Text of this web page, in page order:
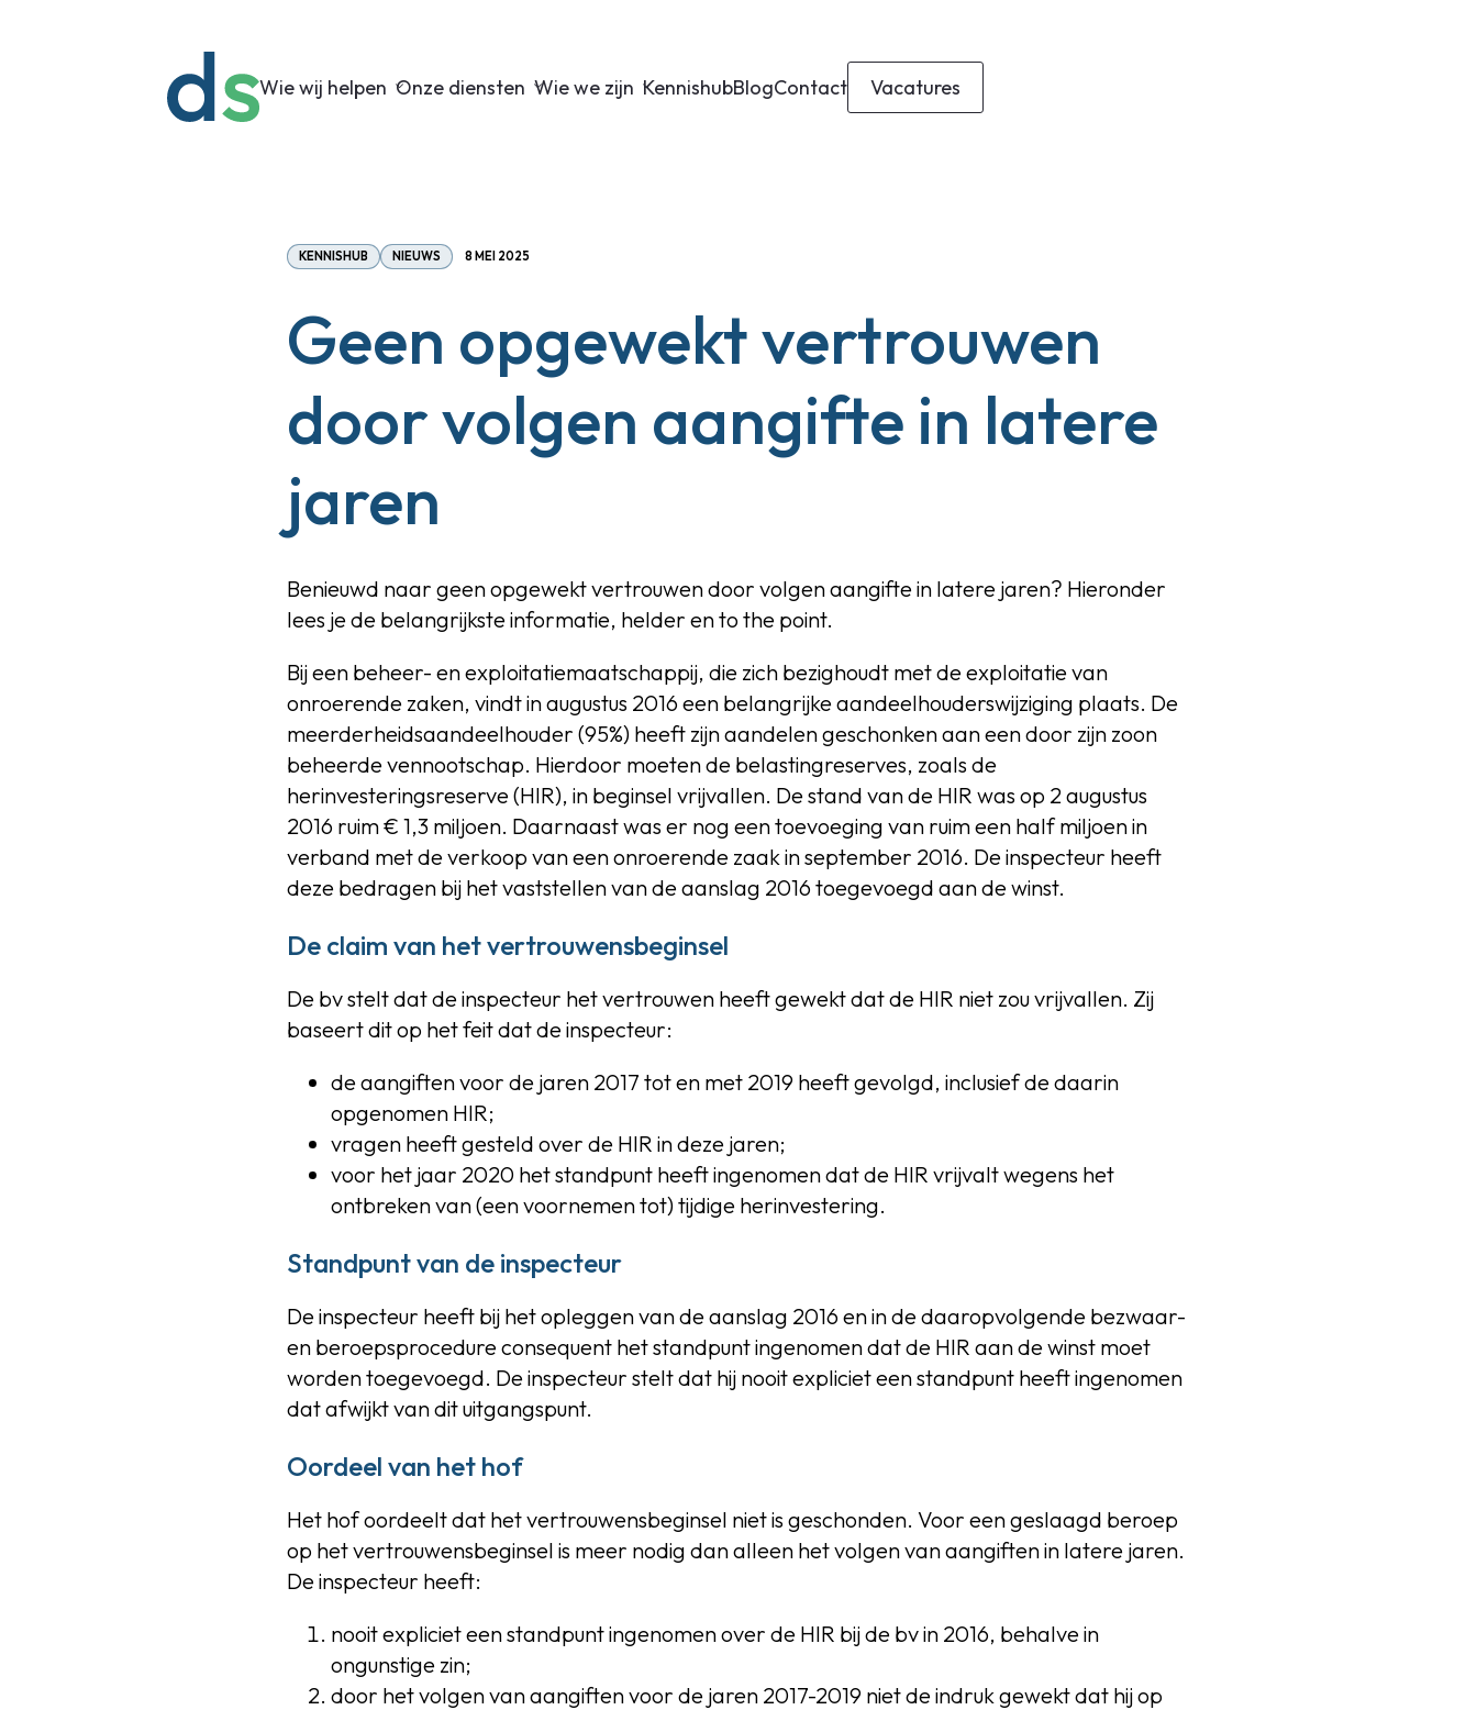
Wie wij helpen Onze diensten Wie we zijn KennishubBlogContact Vacatures
KENNISHUB NIEUWS 8 MEI 2025
Geen opgewekt vertrouwen
door volgen aangifte in latere
jaren
Benieuwd naar geen opgewekt vertrouwen door volgen aangifte in latere jaren? Hieronder
lees je de belangrijkste informatie, helder en to the point.
Bij een beheer- en exploitatiemaatschappij, die zich bezighoudt met de exploitatie van
onroerende zaken, vindt in augustus 2016 een belangrijke aandeelhouderswijziging plaats. De
meerderheidsaandeelhouder (95%) heeft zijn aandelen geschonken aan een door zijn zoon
beheerde vennootschap. Hierdoor moeten de belastingreserves, zoals de
herinvesteringsreserve (HIR), in beginsel vrijvallen. De stand van de HIR was op 2 augustus
2016 ruim € 1,3 miljoen. Daarnaast was er nog een toevoeging van ruim een half miljoen in
verband met de verkoop van een onroerende zaak in september 2016. De inspecteur heeft
deze bedragen bij het vaststellen van de aanslag 2016 toegevoegd aan de winst.
De claim van het vertrouwensbeginsel
De bv stelt dat de inspecteur het vertrouwen heeft gewekt dat de HIR niet zou vrijvallen. Zij
baseert dit op het feit dat de inspecteur:
de aangiften voor de jaren 2017 tot en met 2019 heeft gevolgd, inclusief de daarin
opgenomen HIR;
vragen heeft gesteld over de HIR in deze jaren;
voor het jaar 2020 het standpunt heeft ingenomen dat de HIR vrijvalt wegens het
ontbreken van (een voornemen tot) tijdige herinvestering.
Standpunt van de inspecteur
De inspecteur heeft bij het opleggen van de aanslag 2016 en in de daaropvolgende bezwaar-
en beroepsprocedure consequent het standpunt ingenomen dat de HIR aan de winst moet
worden toegevoegd. De inspecteur stelt dat hij nooit expliciet een standpunt heeft ingenomen
dat afwijkt van dit uitgangspunt.
Oordeel van het hof
Het hof oordeelt dat het vertrouwensbeginsel niet is geschonden. Voor een geslaagd beroep
op het vertrouwensbeginsel is meer nodig dan alleen het volgen van aangiften in latere jaren.
De inspecteur heeft:
nooit expliciet een standpunt ingenomen over de HIR bij de bv in 2016, behalve in
ongunstige zin;
door het volgen van aangiften voor de jaren 2017-2019 niet de indruk gewekt dat hij op